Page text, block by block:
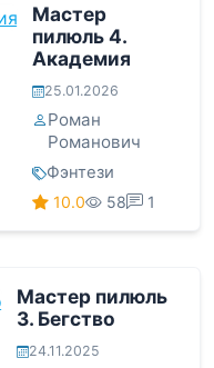
Мастер
пилюль 4.
Академия
25.01.2026
Роман
Романович
Фэнтези
10.0 58 1
Мастер пилюль
3. Бегство
24.11.2025